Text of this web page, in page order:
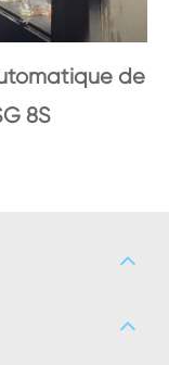
de
8S